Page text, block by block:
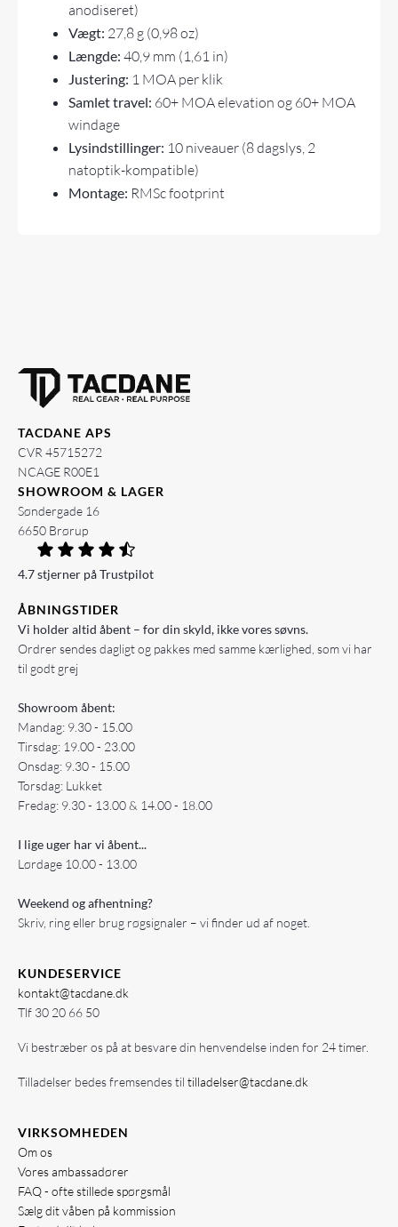
anodiseret)
Vægt: 27,8 g (0,98 oz)
Længde: 40,9 mm (1,61 in)
Justering: 1 MOA per klik
Samlet travel: 60+ MOA elevation og 60+ MOA
windage
Lysindstillinger: 10 niveauer (8 dagslys, 2
natoptik-kompatible)
Montage: RMSc footprint
TACDANE APS
CVR 45715272
NCAGE R00E1
SHOWROOM & LAGER
Søndergade 16
6650 Brørup
4.7 stjerner på Trustpilot
ÅBNINGSTIDER
Vi holder altid åbent – for din skyld, ikke vores søvns.
Ordrer sendes dagligt og pakkes med samme kærlighed, som vi har
til godt grej
Showroom åbent:
Mandag: 9.30 - 15.00
Tirsdag: 19.00 - 23.00
Onsdag: 9.30 - 15.00
Torsdag: Lukket
Fredag: 9.30 - 13.00 & 14.00 - 18.00
I lige uger har vi åbent...
Lørdage 10.00 - 13.00
Weekend og afhentning?
Skriv, ring eller brug røgsignaler – vi finder ud af noget.
KUNDESERVICE
kontakt@tacdane.dk
Tlf 30 20 66 50
Vi bestræber os på at besvare din henvendelse inden for 24 timer.
Tilladelser bedes fremsendes til tilladelser@tacdane.dk
VIRKSOMHEDEN
Om os
Vores ambassadører
FAQ - ofte stillede spørgsmål
Sælg dit våben på kommission